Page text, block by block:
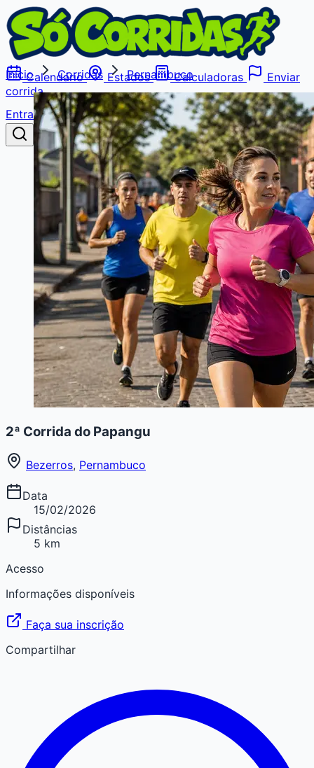
Calendário Estados Calculadoras
Enviar
corrida
Entrar
Buscar
Início Corridas Pernambuco
2ª Corrida do Papangu
Bezerros, Pernambuco
Data
15/02/2026
Distâncias
5 km
Acesso
Informações disponíveis
Faça sua inscrição
Compartilhar